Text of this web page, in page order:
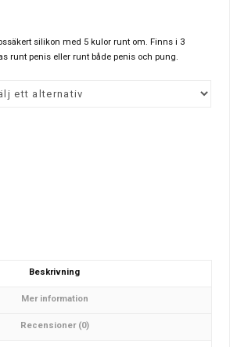
silikon med 5 kulor runt om. Finns i 3
runt penis eller runt både penis och pung.
Beskrivning
Mer information
Recensioner (0)